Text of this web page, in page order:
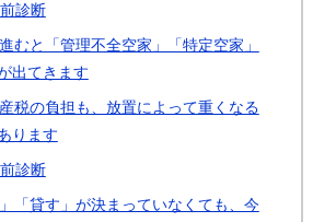
診断
むと「管理不全空家」「特定空家」
出てきます
税の負担も、放置によって重くなる
ります
診断
「貸す」が決まっていなくても、今